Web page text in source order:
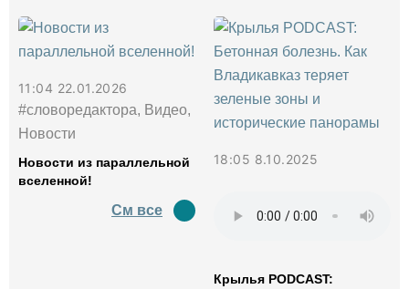
11:04 22.01.2026
#словоредактора, Видео,
Новости
Новости из параллельной
вселенной!
См все
18:05 8.10.2025
Крылья PODCAST: